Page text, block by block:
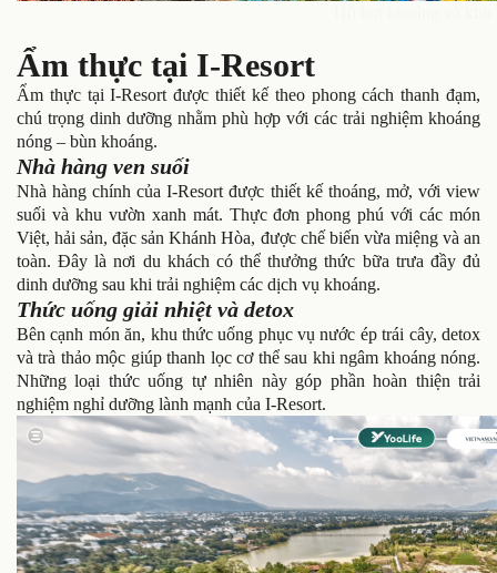
Ẩm thực tại I-Resort
Ẩm thực tại I-Resort được thiết kế theo phong cách thanh đạm,
chú trọng dinh dưỡng nhằm phù hợp với các trải nghiệm khoáng
nóng – bùn khoáng.
Nhà hàng ven suối
Nhà hàng chính của I-Resort được thiết kế thoáng, mở, với view
suối và khu vườn xanh mát. Thực đơn phong phú với các món
Việt, hải sản, đặc sản Khánh Hòa, được chế biến vừa miệng và an
toàn. Đây là nơi du khách có thể thưởng thức bữa trưa đầy đủ
dinh dưỡng sau khi trải nghiệm các dịch vụ khoáng.
Thức uống giải nhiệt và detox
Bên cạnh món ăn, khu thức uống phục vụ nước ép trái cây, detox
và trà thảo mộc giúp thanh lọc cơ thể sau khi ngâm khoáng nóng.
Những loại thức uống tự nhiên này góp phần hoàn thiện trải
nghiệm nghỉ dưỡng lành mạnh của I-Resort.